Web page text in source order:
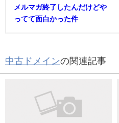
メルマガ終了したんだけどや
ってて面白かった件
中古ドメインの関連記事